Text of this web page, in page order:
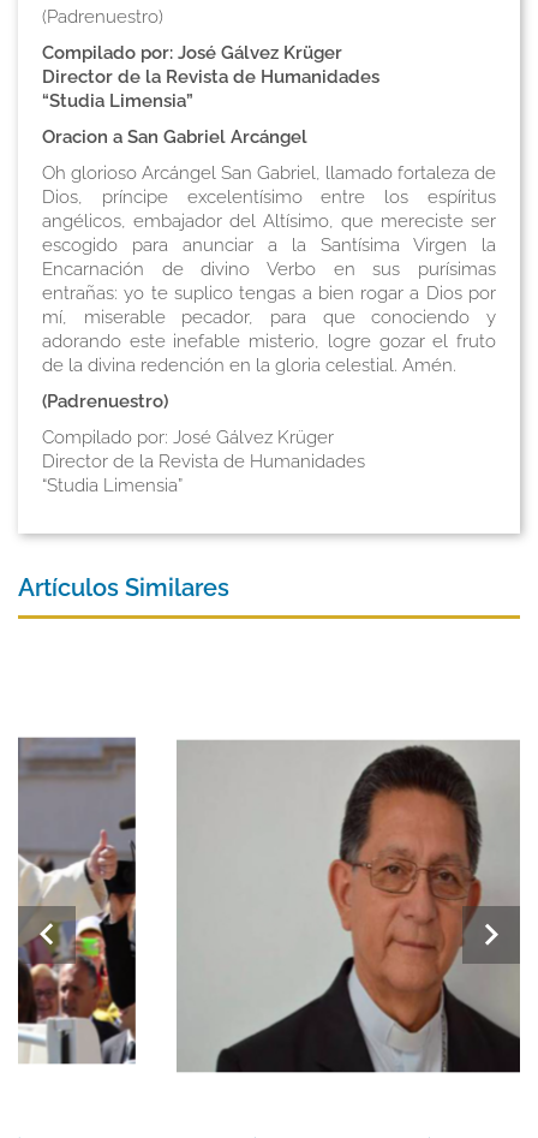
(Padrenuestro)
Compilado por: José Gálvez Krüger
Director de la Revista de Humanidades
“Studia Limensia”
Oracion a San Gabriel Arcángel
Oh glorioso Arcángel San Gabriel, llamado fortaleza de
Dios, príncipe excelentísimo entre los espíritus
angélicos, embajador del Altísimo, que mereciste ser
escogido para anunciar a la Santísima Virgen la
Encarnación de divino Verbo en sus purísimas
entrañas: yo te suplico tengas a bien rogar a Dios por
mí, miserable pecador, para que conociendo y
adorando este inefable misterio, logre gozar el fruto
de la divina redención en la gloria celestial. Amén.
(Padrenuestro)
Compilado por: José Gálvez Krüger
Director de la Revista de Humanidades
“Studia Limensia”
Artículos Similares